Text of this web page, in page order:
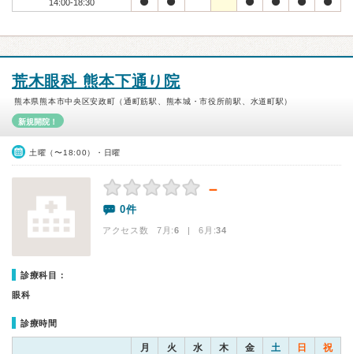
14:00-18:30
荒木眼科 熊本下通り院
熊本県熊本市中央区安政町（通町筋駅、熊本城・市役所前駅、水道町駅）
新規開院！
土曜（〜18:00）・日曜
－
0件
アクセス数 7月:6 | 6月:34
診療科目：
眼科
診療時間
月 火 水 木 金 土 日 祝